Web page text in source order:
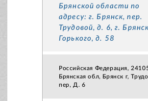
Брянской области по
адресу: г. Брянск, пер.
Трудовой, д. 6, г.
Горького, д. 58
Российская Федерация,
Брянская обл, Брянск г,
пер, Д. 6